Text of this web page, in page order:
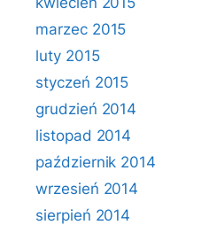
marzec 2015
luty 2015
styczeń 2015
grudzień 2014
listopad 2014
październik 2014
wrzesień 2014
sierpień 2014